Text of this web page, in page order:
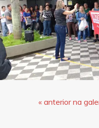
« anterior na